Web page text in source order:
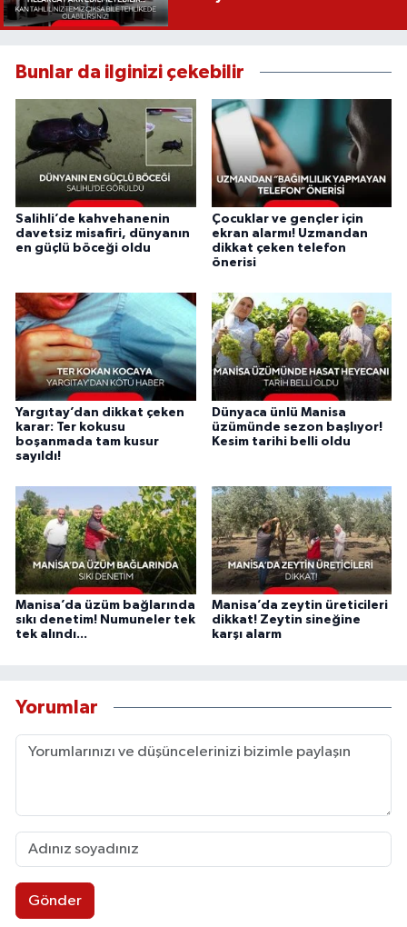
Bunlar da ilginizi çekebilir
Salihli’de kahvehanenin
davetsiz misafiri, dünyanın
en güçlü böceği oldu
Çocuklar ve gençler için
ekran alarmı! Uzmandan
dikkat çeken telefon
önerisi
Yargıtay’dan dikkat çeken
karar: Ter kokusu
boşanmada tam kusur
sayıldı!
Dünyaca ünlü Manisa
üzümünde sezon başlıyor!
Kesim tarihi belli oldu
Manisa’da üzüm bağlarında
sıkı denetim! Numuneler tek
tek alındı...
Manisa’da zeytin üreticileri
dikkat! Zeytin sineğine
karşı alarm
Yorumlar
Gönder